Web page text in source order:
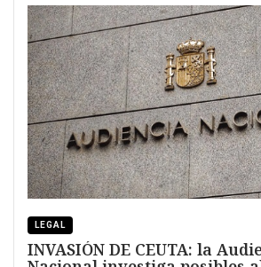
LEGAL
INVASIÓN DE CEUTA: la